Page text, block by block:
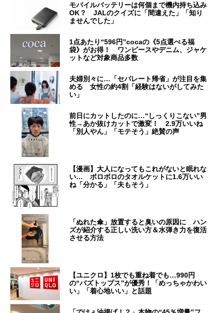
モバイルバッテリーは何個まで機内持ち込み
OK？ JALのクイズに「間違えた」「知り
ませんでした」
1点あたり“596円”cocaの《5点選べる福
袋》がお得！ ワンピースやデニム、ジャケ
ットなど対象商品多数
夫婦別々に…「セパレート帰省」が注目を集
める 女性の約4割「経験はないがしてみた
い」
前日にカットしたのに…“しっくりこない”男
性→あか抜けカットで激変！ 2.9万いいね
「別人やん」「モテそう」絶賛の声
【漫画】大人になってもこれがないと眠れな
い… ボロボロのタオルケットに1.6万いい
ね「分かる」「夫もそう」
「ぬれた傘」放置すると臭いの原因に ハン
ズが紹介する正しい洗い方＆水弾き力を復活
させる方法
【ユニクロ】1枚でも重ね着でも…990円
の“バズトップス”が優秀！「めっちゃかわい
い」「着心地いい」と話題